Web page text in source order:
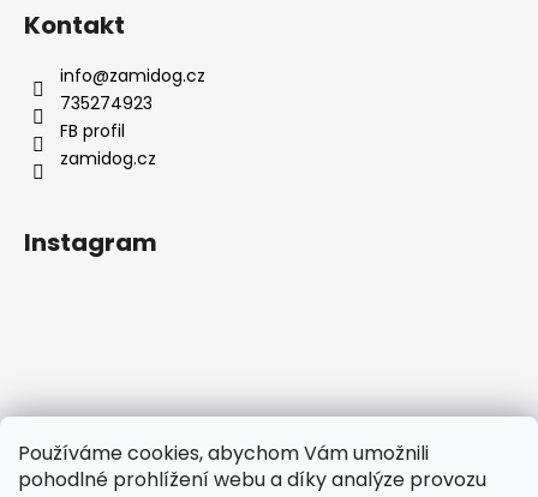
Používáme cookies, abychom Vám umožnili
pohodlné prohlížení webu a díky analýze provozu
Kontakt
info@zamidog.cz
735274923
FB profil
zamidog.cz
Instagram